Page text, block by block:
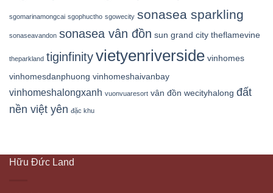
sgomarinamongcai sgophuctho sgowecity sonasea sparkling
sonaseavandon sonasea vân đồn sun grand city theflamevine
theparkland tiginfinityvietyenriverside vinhomes
vinhomesdanphuong vinhomeshaivanbay
vinhomeshalongxanh vuonvuaresort vân đồn wecityhalong đất
nền việt yên đặc khu
Hữu Đức Land